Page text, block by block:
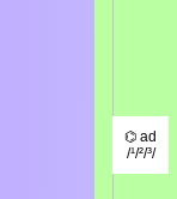
⌬ ad
/¹/²/³/